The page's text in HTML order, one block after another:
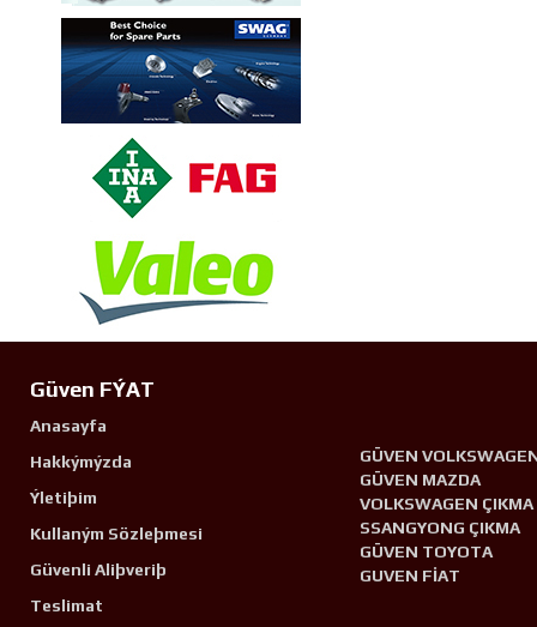
Güven FÝAT
Anasayfa
Hakkýmýzda
Ýletiþim
Kullaným Sözleþmesi
Güvenli Aliþveriþ
Teslimat
GÜVEN
GÜVEN MAZDA
VOLKSWAGEN ÇIKMA
SSANGYONG ÇIKMA
GÜVEN TOYOTA
GUVEN FİAT